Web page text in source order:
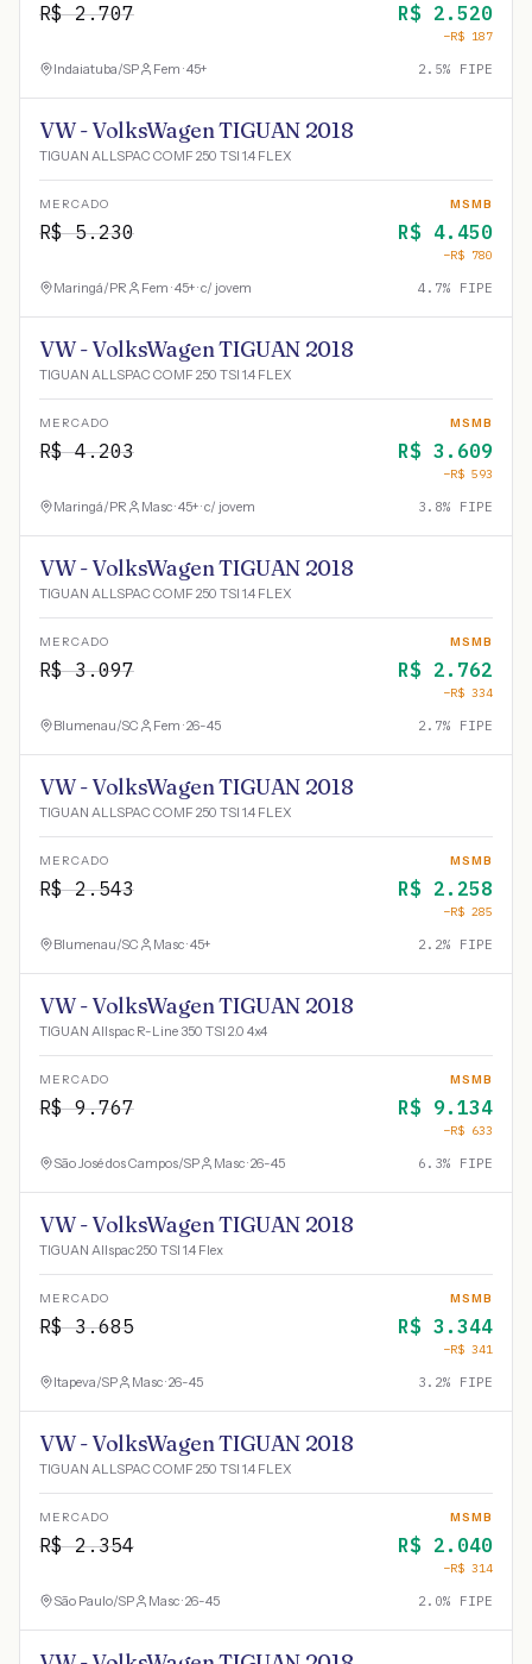
R$2.707 R$ 2.520
−R$ 187
Indaiatuba/SP Fem · 45+ 2.5% FIPE
VW - VolksWagen TIGUAN 2018
TIGUAN ALLSPAC COMF 250 TSI 1.4 FLEX
MERCADO
R$5.230
MSMB
R$ 4.450
−R$ 780
Maringá/PR Fem · 45+ · c/ jovem 4.7% FIPE
VW - VolksWagen TIGUAN 2018
TIGUAN ALLSPAC COMF 250 TSI 1.4 FLEX
MERCADO
R$4.203
MSMB
R$ 3.609
−R$ 593
Maringá/PR Masc · 45+ · c/ jovem 3.8% FIPE
VW - VolksWagen TIGUAN 2018
TIGUAN ALLSPAC COMF 250 TSI 1.4 FLEX
MERCADO
R$3.097
MSMB
R$ 2.762
−R$ 334
Blumenau/SC Fem · 26-45 2.7% FIPE
VW - VolksWagen TIGUAN 2018
TIGUAN ALLSPAC COMF 250 TSI 1.4 FLEX
MERCADO
R$2.543
MSMB
R$ 2.258
−R$ 285
Blumenau/SC Masc · 45+ 2.2% FIPE
VW - VolksWagen TIGUAN 2018
TIGUAN Allspac R-Line 350 TSI 2.0 4x4
MERCADO
R$9.767
MSMB
R$ 9.134
−R$ 633
São José dos Campos/SP Masc · 26-45 6.3% FIPE
VW - VolksWagen TIGUAN 2018
TIGUAN Allspac 250 TSI 1.4 Flex
MERCADO
R$3.685
MSMB
R$ 3.344
−R$ 341
Itapeva/SP Masc · 26-45 3.2% FIPE
VW - VolksWagen TIGUAN 2018
TIGUAN ALLSPAC COMF 250 TSI 1.4 FLEX
MERCADO
R$2.354
MSMB
R$ 2.040
−R$ 314
São Paulo/SP Masc · 26-45 2.0% FIPE